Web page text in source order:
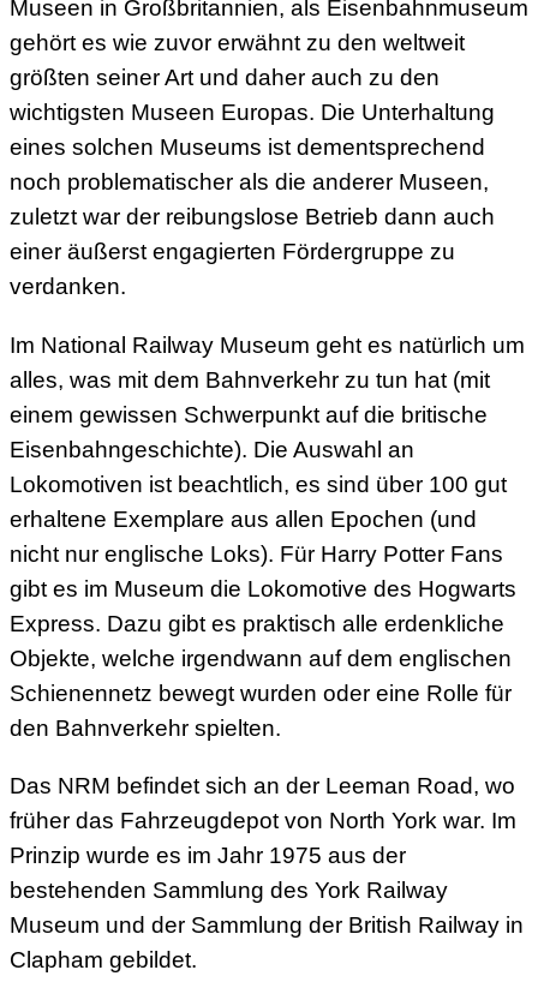
Museen in Großbritannien, als Eisenbahnmuseum
gehört es wie zuvor erwähnt zu den weltweit
größten seiner Art und daher auch zu den
wichtigsten Museen Europas. Die Unterhaltung
eines solchen Museums ist dementsprechend
noch problematischer als die anderer Museen,
zuletzt war der reibungslose Betrieb dann auch
einer äußerst engagierten Fördergruppe zu
verdanken.
Im National Railway Museum geht es natürlich um
alles, was mit dem Bahnverkehr zu tun hat (mit
einem gewissen Schwerpunkt auf die britische
Eisenbahngeschichte). Die Auswahl an
Lokomotiven ist beachtlich, es sind über 100 gut
erhaltene Exemplare aus allen Epochen (und
nicht nur englische Loks). Für Harry Potter Fans
gibt es im Museum die Lokomotive des Hogwarts
Express. Dazu gibt es praktisch alle erdenkliche
Objekte, welche irgendwann auf dem englischen
Schienennetz bewegt wurden oder eine Rolle für
den Bahnverkehr spielten.
Das NRM befindet sich an der Leeman Road, wo
früher das Fahrzeugdepot von North York war. Im
Prinzip wurde es im Jahr 1975 aus der
bestehenden Sammlung des York Railway
Museum und der Sammlung der British Railway in
Clapham gebildet.